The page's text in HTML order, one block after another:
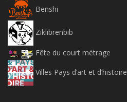
Benshi
Ziklibrenbib
Fête du court métrage
Villes Pays d’art et d’histoire